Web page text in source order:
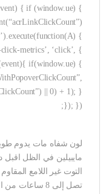
{ if (window.ue) {
{
metrics’, ‘click’, {
if(window.ue) {
|| 0) + 1); }
}); });
لون شفاه مات يدوم
مايبيلين في الظل اقبل
التوت غير اللامع
تصل إلى 8 ساعات من الارتداء. استخدميه لتبطين وملء شفتيك.